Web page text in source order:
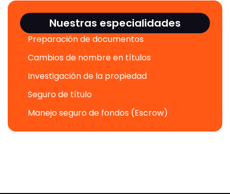
Nuestras especialidades
Preparación de documentos
Cambios de nombre en títulos
Investigación de la propiedad
Seguro de título
Manejo seguro de fondos (Escrow)